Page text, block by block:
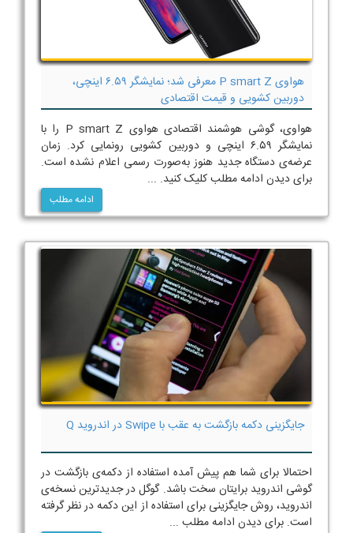
هواوی P smart Z معرفی شد؛ نمایشگر ۶.۵۹ اینچی،
دوربین کشویی و قیمت اقتصادی
هواوی، گوشی هوشمند اقتصادی هواوی P smart Z را با
نمایشگر ۶.۵۹ اینچی و دوربین کشویی رونمایی کرد. زمان
عرضه‌ی دستگاه جدید هنوز به‌صورت رسمی اعلام نشده است.
برای دیدن ادامه مطلب کلیک کنید. ...
ادامه مطلب
جایگزینی دکمه بازگشت به عقب با Swipe در اندروید Q
احتمالا برای شما هم پیش آمده استفاده از دکمه‌ی بازگشت در
گوشی اندروید برایتان سخت باشد. گوگل در جدیدترین نسخه‌ی
اندروید، روش جایگزینی برای استفاده از این دکمه در نظر گرفته
است. برای دیدن ادامه مطلب ...